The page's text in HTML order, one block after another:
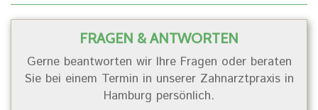
FRAGEN & ANTWORTEN
Gerne beantworten wir Ihre Fragen oder beraten
Sie bei einem Termin in unserer Zahnarztpraxis in
Hamburg persönlich.